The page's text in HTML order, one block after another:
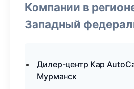
Компании в
Западный
Дилер-центр Кар
Мурманск